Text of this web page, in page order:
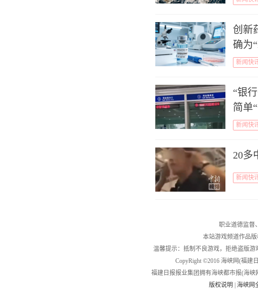
创新
确为
新闻快
“银
简单
新闻快
20多
新闻快
职业道德监督
本站游戏频道作品
温馨提示：抵制不良游戏，拒绝盗版游
CopyRight ©2016 海峡网(福建
福建日报报业集团拥有海峡都市报(海峡
版权说明
海峡网